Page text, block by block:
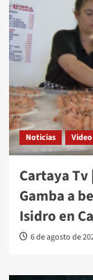
Noticias Video
Cartaya Tv
Gamba a
Isidro en
6 de agosto de